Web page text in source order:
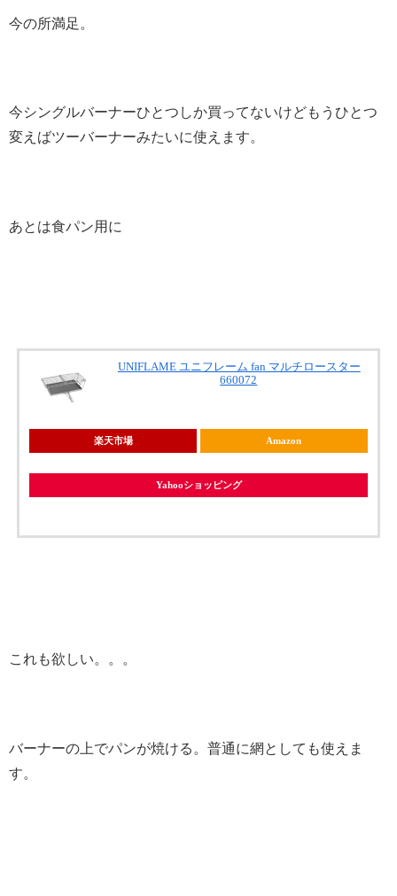
今の所満足。
今シングルバーナーひとつしか買ってないけどもうひとつ
変えばツーバーナーみたいに使えます。
あとは食パン用に
UNIFLAME ユニフレーム fan マルチロースター
660072
楽天市場 Amazon
Yahooショッピング
これも欲しい。。。
バーナーの上でパンが焼ける。普通に網としても使えま
す。